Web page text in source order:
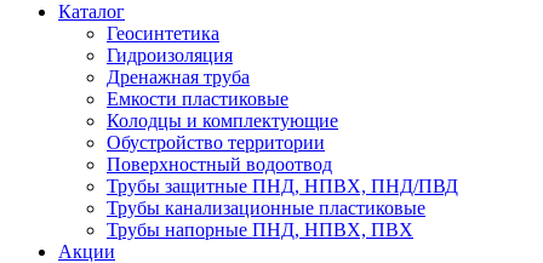
Каталог
Геосинтетика
Гидроизоляция
Дренажная труба
Емкости пластиковые
Колодцы и комплектующие
Обустройство территории
Поверхностный водоотвод
Трубы защитные ПНД, НПВХ, ПНД/ПВД
Трубы канализационные пластиковые
Трубы напорные ПНД, НПВХ, ПВХ
Акции